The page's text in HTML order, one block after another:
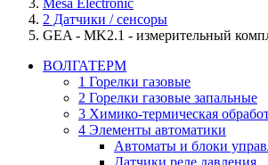
2 Датчики / сенсоры
GEA - MK2.1 - измерительный
ВОЛГАТЕРМ
1 Горелки газовые
2 Горелки газовые запальные
3 Химико-термическая
4 Элементы автоматики
Автоматы и блоки
Датчики реле давления